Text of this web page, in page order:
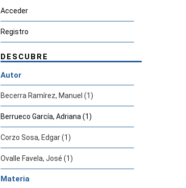
Acceder
Registro
DESCUBRE
Autor
Becerra Ramírez, Manuel (1)
Berrueco García, Adriana (1)
Corzo Sosa, Edgar (1)
Ovalle Favela, José (1)
Materia